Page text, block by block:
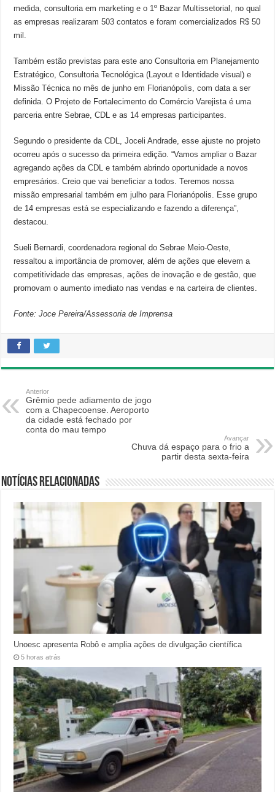
medida, consultoria em marketing e o 1º Bazar Multissetorial, no qual
as empresas realizaram 503 contatos e foram comercializados R$ 50
mil.
Também estão previstas para este ano Consultoria em Planejamento
Estratégico, Consultoria Tecnológica (Layout e Identidade visual) e
Missão Técnica no mês de junho em Florianópolis, com data a ser
definida. O Projeto de Fortalecimento do Comércio Varejista é uma
parceria entre Sebrae, CDL e as 14 empresas participantes.
Segundo o presidente da CDL, Joceli Andrade, esse ajuste no projeto
ocorreu após o sucesso da primeira edição. “Vamos ampliar o Bazar
agregando ações da CDL e também abrindo oportunidade a novos
empresários. Creio que vai beneficiar a todos. Teremos nossa
missão empresarial também em julho para Florianópolis. Esse grupo
de 14 empresas está se especializando e fazendo a diferença”,
destacou.
Sueli Bernardi, coordenadora regional do Sebrae Meio-Oeste,
ressaltou a importância de promover, além de ações que elevem a
competitividade das empresas, ações de inovação e de gestão, que
promovam o aumento imediato nas vendas e na carteira de clientes.
Fonte: Joce Pereira/Assessoria de Imprensa
Anterior
Grêmio pede adiamento de jogo
com a Chapecoense. Aeroporto
da cidade está fechado por
conta do mau tempo
Avançar
Chuva dá espaço para o frio a
partir desta sexta-feira
Notícias relacionadas
Unoesc apresenta Robô e amplia ações de divulgação científica
5 horas atrás